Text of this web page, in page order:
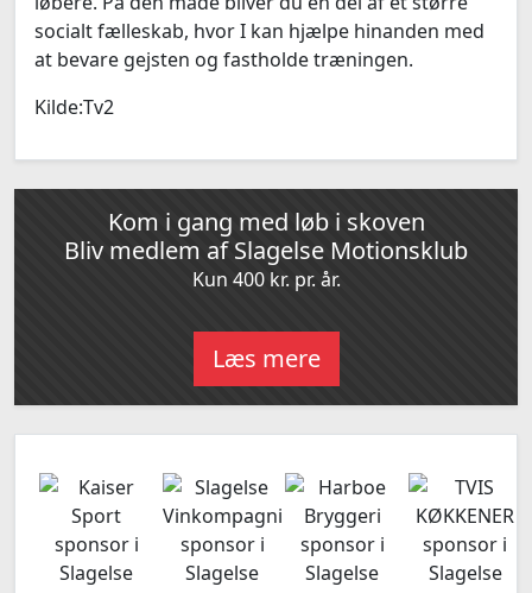
socialt fælleskab, hvor I kan hjælpe hinanden med
at bevare gejsten og fastholde træningen.
Kilde:Tv2
Kom i gang med løb i skoven
Bliv medlem af Slagelse Motionsklub
Kun 400 kr. pr. år.
Læs mere